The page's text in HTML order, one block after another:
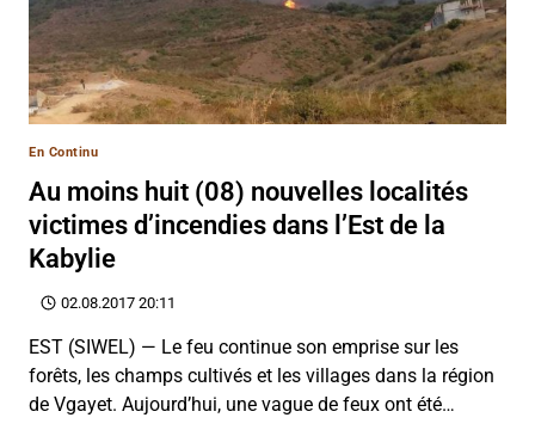
En Continu
Au moins huit (08) nouvelles localités
victimes d’incendies dans l’Est de la
Kabylie
02.08.2017 20:11
EST (SIWEL) — Le feu continue son emprise sur les
forêts, les champs cultivés et les villages dans la région
de Vgayet. Aujourd’hui, une vague de feux ont été…